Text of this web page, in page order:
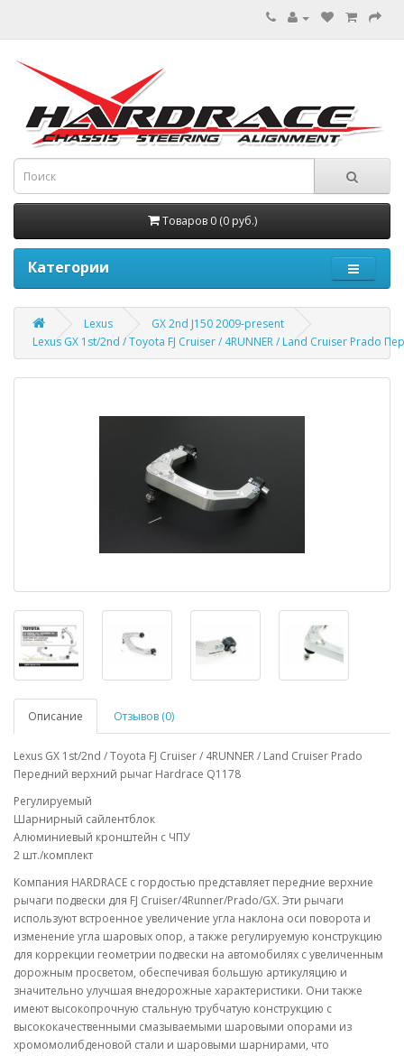
Товаров 0 (0 руб.)
Категории
Lexus
GX 2nd J150 2009-present
Lexus GX 1st/2nd / Toyota FJ Cruiser / 4RUNNER / Land Cruiser Prado
Описание Отзывов (0)
Lexus GX 1st/2nd / Toyota FJ Cruiser / 4RUNNER / Land Cruiser Prado
Передний верхний рычаг Hardrace Q1178
Регулируемый
Шарнирный сайлентблок
Алюминиевый кронштейн с ЧПУ
2 шт./комплект
Компания HARDRACE с гордостью представляет передние верхние
рычаги подвески для FJ Cruiser/4Runner/Prado/GX. Эти рычаги
используют встроенное увеличение угла наклона оси поворота и
изменение угла шаровых опор, а также регулируемую конструкцию
для коррекции геометрии подвески на автомобилях с увеличенным
дорожным просветом, обеспечивая большую артикуляцию и
значительно улучшая внедорожные характеристики. Они также
имеют высокопрочную стальную трубчатую конструкцию с
высококачественными смазываемыми шаровыми опорами из
хромомолибденовой стали и шаровыми шарнирами, что